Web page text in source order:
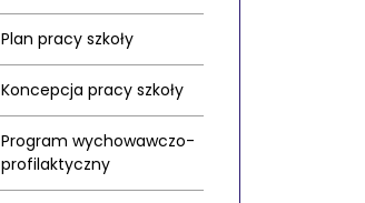
Plan pracy szkoły
Koncepcja pracy szkoły
Program wychowawczo-
profilaktyczny